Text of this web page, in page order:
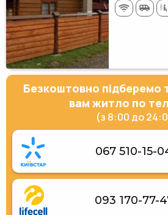
Безкоштовно підберемо
вам житло по
(з 8:00 до
067 510-15-
093 170-77-